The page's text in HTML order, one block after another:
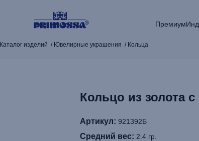
Премиум
Каталог изделий Ювелирные украшения Кольца
Кольцо из золота
Артикул: 921392Б
Средний вес: 2.4 гр.